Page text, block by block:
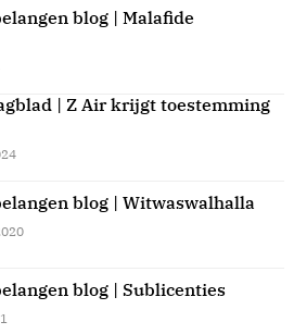
blog | Malafide
| Z Air krijgt toestemming
blog | Witwaswalhalla
blog | Sublicenties